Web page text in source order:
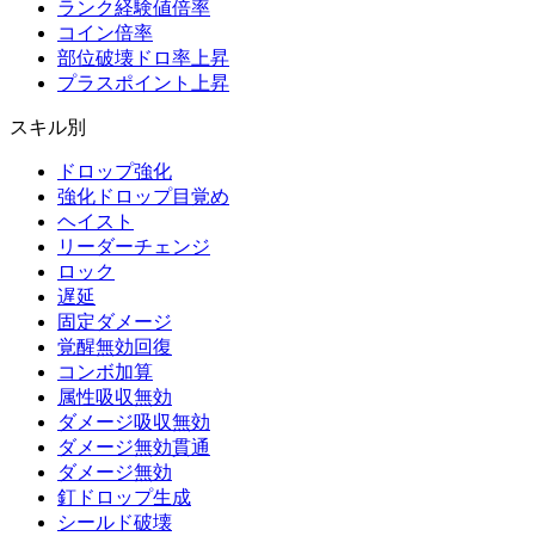
ランク経験値倍率
コイン倍率
部位破壊ドロ率上昇
プラスポイント上昇
スキル別
ドロップ強化
強化ドロップ目覚め
ヘイスト
リーダーチェンジ
ロック
遅延
固定ダメージ
覚醒無効回復
コンボ加算
属性吸収無効
ダメージ吸収無効
ダメージ無効貫通
ダメージ無効
釘ドロップ生成
シールド破壊